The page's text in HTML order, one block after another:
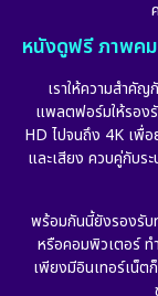
หนังดูฟรี ภาพค
เราให้ความสำคั
แพลตฟอร์มให้รอง
HD ไปจนถึง 4K เพื่
และเสียง ควบคู่กับร
พร้อมกันนี้ยังรองรับ
หรือคอมพิวเตอร์ ท
เพียงมีอินเทอร์เน็ต